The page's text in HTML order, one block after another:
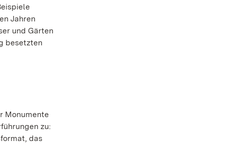
Jahren
und Gärten
besetzten
Monumente
zu:
das